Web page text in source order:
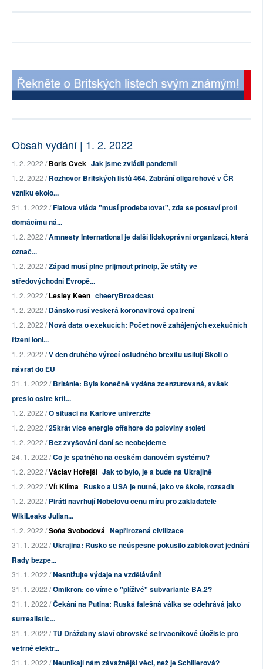
Obsah vydání | 1. 2. 2022
1. 2. 2022 /Boris Cvek Jak jsme zvládli pandemii
1. 2. 2022 /Rozhovor Britských listů 464. Zabrání oligarchové v ČR
vzniku ekolo...
31. 1. 2022 /Fialova vláda "musí prodebatovat", zda se postaví proti
domácímu ná...
1. 2. 2022 /Amnesty International je další lidskoprávní organizací, která
označ...
1. 2. 2022 /Západ musí plně přijmout princip, že státy ve
středovýchodní Evropě...
1. 2. 2022 /Lesley Keen cheeryBroadcast
1. 2. 2022 /Dánsko ruší veškerá koronavirová opatření
1. 2. 2022 /Nová data o exekucích: Počet nově zahájených exekučních
řízení loni...
1. 2. 2022 /V den druhého výročí ostudného brexitu usilují Skoti o
návrat do EU
31. 1. 2022 /Británie: Byla konečně vydána zcenzurovaná, avšak
přesto ostře krit...
1. 2. 2022 /O situaci na Karlově univerzitě
1. 2. 2022 /25krát více energie offshore do poloviny století
1. 2. 2022 /Bez zvyšování daní se neobejdeme
24. 1. 2022 /Co je špatného na českém daňovém systému?
1. 2. 2022 /Václav Hořejší Jak to bylo, je a bude na Ukrajině
1. 2. 2022 /Vít Klíma Rusko a USA je nutné, jako ve škole, rozsadit
1. 2. 2022 /Piráti navrhují Nobelovu cenu míru pro zakladatele
WikiLeaks Julian...
1. 2. 2022 /Soňa Svobodová Nepřirozená civilizace
31. 1. 2022 /Ukrajina: Rusko se neúspěšně pokusilo zablokovat jednání
Rady bezpe...
31. 1. 2022 /Nesnižujte výdaje na vzdělávání!
31. 1. 2022 /Omikron: co víme o "plíživé" subvariantě BA.2?
31. 1. 2022 /Čekání na Putina: Ruská falešná válka se odehrává jako
surrealistic...
31. 1. 2022 /TU Drážďany staví obrovské setrvačníkové úložiště pro
větrné elektr...
31. 1. 2022 /Neunikají nám závažnější věci, než je Schillerová?